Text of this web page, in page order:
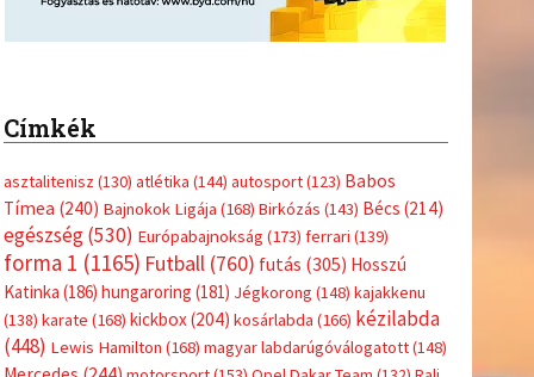
Címkék
asztalitenisz (130) atlétika (144) autosport(123) Babos
Tímea (240) Bajnokok Ligája (168) Birkózás (143) Bécs (214)
egészség(530) Európabajnokság (173) ferrari (139)
forma 1 (1165) Futball(760) futás (305) Hosszú
Katinka (186) hungaroring (181) Jégkorong (148) kajakkenu
(138) karate (168) kickbox(204) kosárlabda (166) kézilabda
(448) Lewis Hamilton (168) magyar labdarúgóválogatott(148)